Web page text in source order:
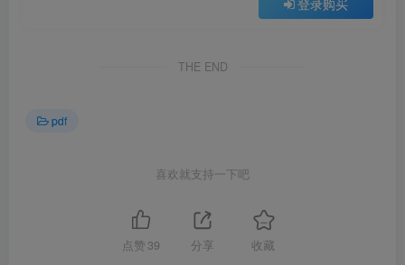
THE END
pdf
喜欢就支持一下吧
点赞 39 分享 收藏